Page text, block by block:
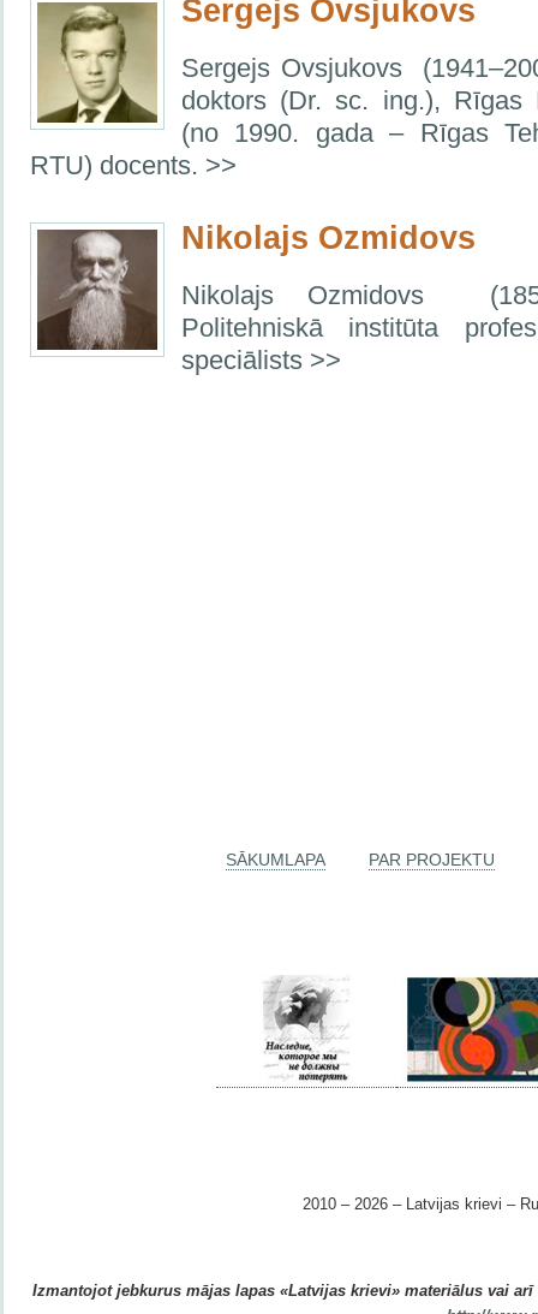
Sergejs Ovsjukovs
Sergejs Ovsjukovs
doktors (Dr. sc. ing.), Rīgas
(no 1990. gada – Rīgas
RTU) docents. >>
Nikolajs Ozmidovs
Nikolajs Ozmidovs
Politehniskā institūta
speciālists >>
SĀKUMLAPA PAR PROJEKTU
2010 – 2026 – Latvijas krievi –
Izmantojot jebkurus mājas lapas «Latvijas krievi» materiālus vai